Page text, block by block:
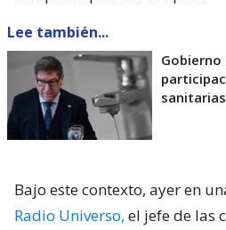
Lee también...
Gobierno
sanitarias
Bajo este contexto, ayer en
Radio Universo, el jefe de las